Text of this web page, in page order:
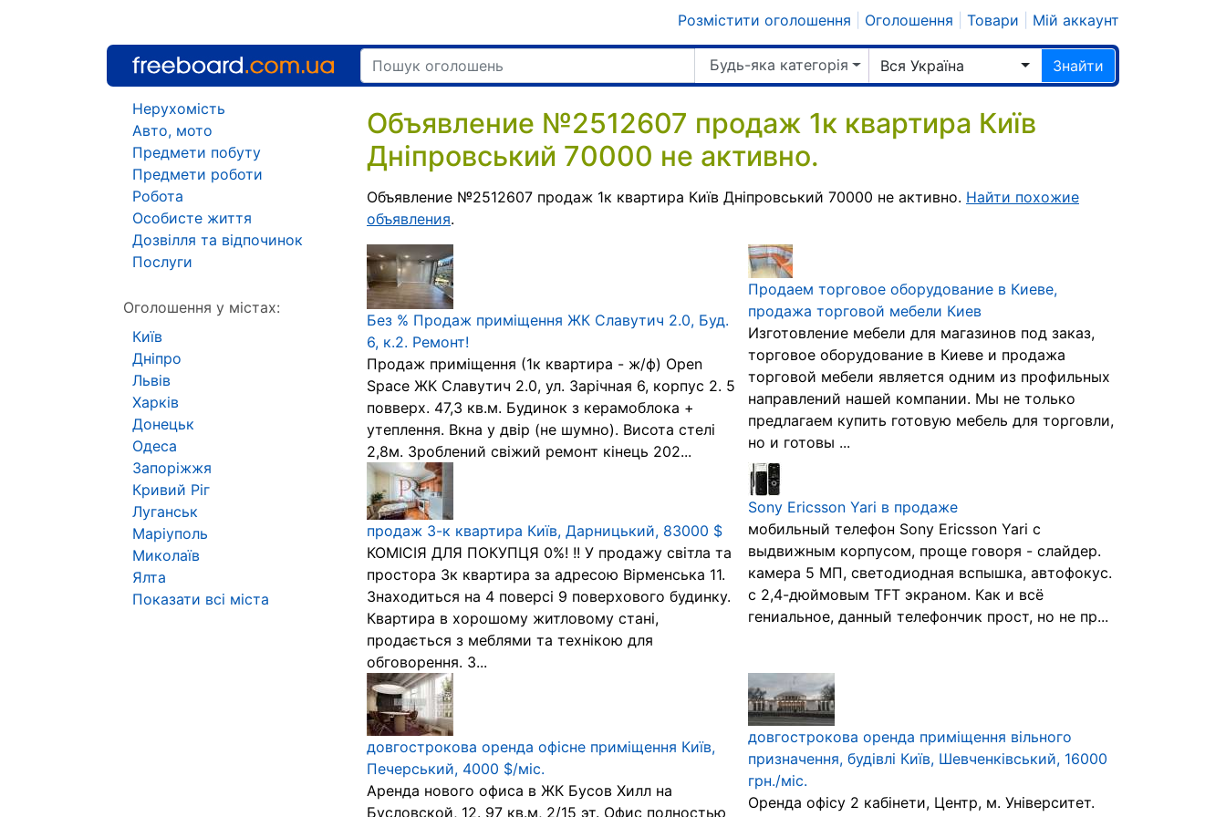
Розмістити оголошення Оголошення Товари Мій аккаунт
Будь-яка категорія Вся Україна Знайти
Объявление №2512607 продаж 1к квартира Київ
Дніпровський 70000 не активно.
Объявление №2512607 продаж 1к квартира Київ Дніпровський 70000 не активно. Найти похожие
объявления.
Без % Продаж приміщення ЖК Славутич 2.0, Буд.
6, к.2. Ремонт!
Продаж приміщення (1к квартира - ж/ф) Open
Space ЖК Славутич 2.0, ул. Зарічная 6, корпус 2. 5
повверх. 47,3 кв.м. Будинок з керамоблока +
утеплення. Вкна у двір (не шумно). Висота стелі
2,8м. Зроблений свіжий ремонт кінець 202...
Продаем торговое оборудование в Киеве,
продажа торговой мебели Киев
Изготовление мебели для магазинов под заказ,
торговое оборудование в Киеве и продажа
торговой мебели является одним из профильных
направлений нашей компании. Мы не только
предлагаем купить готовую мебель для торговли,
но и готовы ...
продаж 3-к квартира Київ, Дарницький, 83000 $
КОМІСІЯ ДЛЯ ПОКУПЦЯ 0%! !! У продажу світла та
простора 3к квартира за адресою Вірменська 11.
Знаходиться на 4 поверсі 9 поверхового будинку.
Квартира в хорошому житловому стані,
продається з меблями та технікою для
обговорення. З...
Sony Ericsson Yari в продаже
мобильный телефон Sony Ericsson Yari с
выдвижным корпусом, проще говоря - слайдер.
камера 5 МП, светодиодная вспышка, автофокус.
с 2,4-дюймовым TFT экраном. Как и всё
гениальное, данный телефончик прост, но не пр...
довгострокова оренда офісне приміщення Київ,
Печерський, 4000 $/міс.
Аренда нового офиса в ЖК Бусов Хилл на
Бусловской, 12. 97 кв.м, 2/15 эт. Офис полностью
довгострокова оренда приміщення вільного
призначення, будівлі Київ, Шевченківський, 16000
грн./міс.
Оренда офісу 2 кабінети, Центр, м. Університет.
Нерухомість
Авто, мото
Предмети побуту
Предмети роботи
Робота
Особисте життя
Дозвілля та відпочинок
Послуги
Оголошення у містах:
Київ
Дніпро
Львів
Харків
Донецьк
Одеса
Запоріжжя
Кривий Ріг
Луганськ
Маріуполь
Миколаїв
Ялта
Показати всі міста